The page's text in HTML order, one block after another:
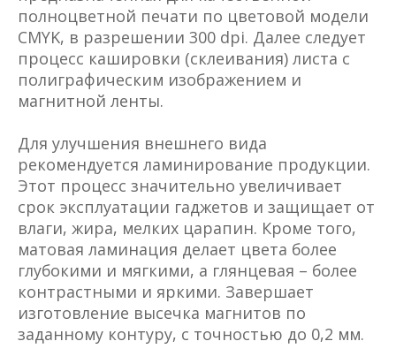
полноцветной печати по цветовой модели
CMYK, в разрешении 300 dpi. Далее следует
процесс кашировки (склеивания) листа с
полиграфическим изображением и
магнитной ленты.
Для улучшения внешнего вида
рекомендуется ламинирование продукции.
Этот процесс значительно увеличивает
срок эксплуатации гаджетов и защищает от
влаги, жира, мелких царапин. Кроме того,
матовая ламинация делает цвета более
глубокими и мягкими, а глянцевая – более
контрастными и яркими. Завершает
изготовление высечка магнитов по
заданному контуру, с точностью до 0,2 мм.